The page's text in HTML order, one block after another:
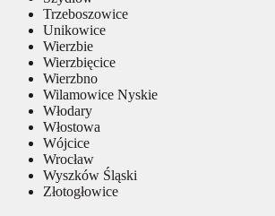
Trzeboszowice
Unikowice
Wierzbie
Wierzbięcice
Wierzbno
Wilamowice Nyskie
Włodary
Włostowa
Wójcice
Wrocław
Wyszków Śląski
Złotogłowice